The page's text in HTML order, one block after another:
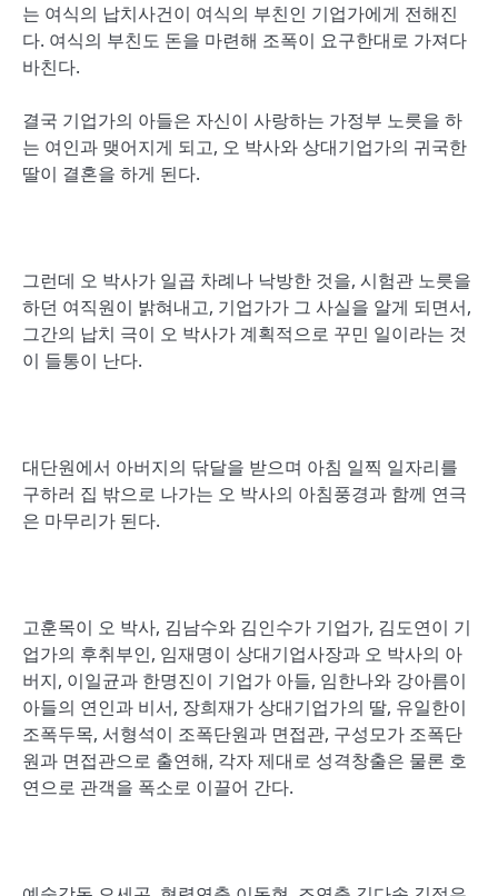
는 여식의 납치사건이 여식의 부친인 기업가에게 전해진
다. 여식의 부친도 돈을 마련해 조폭이 요구한대로 가져다
바친다.
결국 기업가의 아들은 자신이 사랑하는 가정부 노릇을 하
는 여인과 맺어지게 되고, 오 박사와 상대기업가의 귀국한
딸이 결혼을 하게 된다.
그런데 오 박사가 일곱 차례나 낙방한 것을, 시험관 노릇을
하던 여직원이 밝혀내고, 기업가가 그 사실을 알게 되면서,
그간의 납치 극이 오 박사가 계획적으로 꾸민 일이라는 것
이 들통이 난다.
대단원에서 아버지의 닦달을 받으며 아침 일찍 일자리를
구하러 집 밖으로 나가는 오 박사의 아침풍경과 함께 연극
은 마무리가 된다.
고훈목이 오 박사, 김남수와 김인수가 기업가, 김도연이 기
업가의 후취부인, 임재명이 상대기업사장과 오 박사의 아
버지, 이일균과 한명진이 기업가 아들, 임한나와 강아름이
아들의 연인과 비서, 장희재가 상대기업가의 딸, 유일한이
조폭두목, 서형석이 조폭단원과 면접관, 구성모가 조폭단
원과 면접관으로 출연해, 각자 제대로 성격창출은 물론 호
연으로 관객을 폭소로 이끌어 간다.